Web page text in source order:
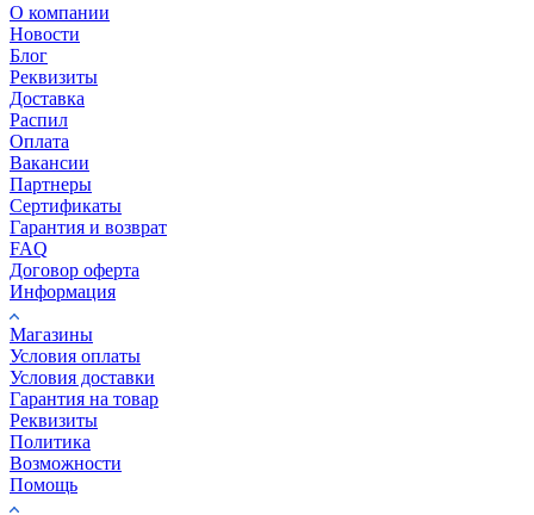
О компании
Новости
Блог
Реквизиты
Доставка
Распил
Оплата
Вакансии
Партнеры
Сертификаты
Гарантия и возврат
FAQ
Договор оферта
Информация
Магазины
Условия оплаты
Условия доставки
Гарантия на товар
Реквизиты
Политика
Возможности
Помощь